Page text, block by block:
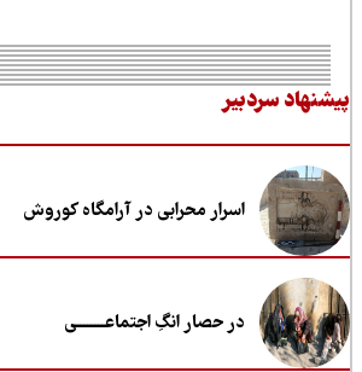
سردبیر
اسرار محرابی در آرامگاه کوروش
در حصار انگِ اجتماعــــــــی